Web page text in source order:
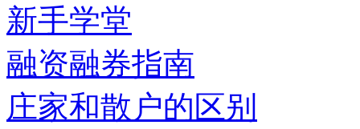
新手学堂
融资融券指南
庄家和散户的区别